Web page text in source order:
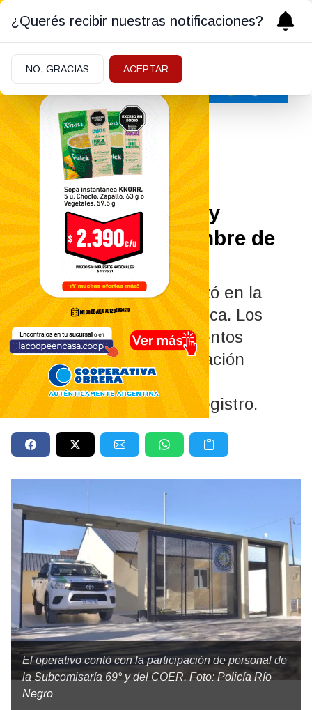
Policiales y Judiciales
08/06/2026
Allanaron una casa y
detuvieron a un hombre de
40 años
El procedimiento se realizó en la
zona norte de General Roca. Los
efectivos buscaban elementos
vinculados a una investigación
judicial, aunque no fueron
encontrados durante el registro.
El operativo contó con la participación de personal de
la Subcomisaría 69° y del COER. Foto: Policía Río
Negro
¿Querés recibir nuestras notificaciones?
NO, GRACIAS ACEPTAR